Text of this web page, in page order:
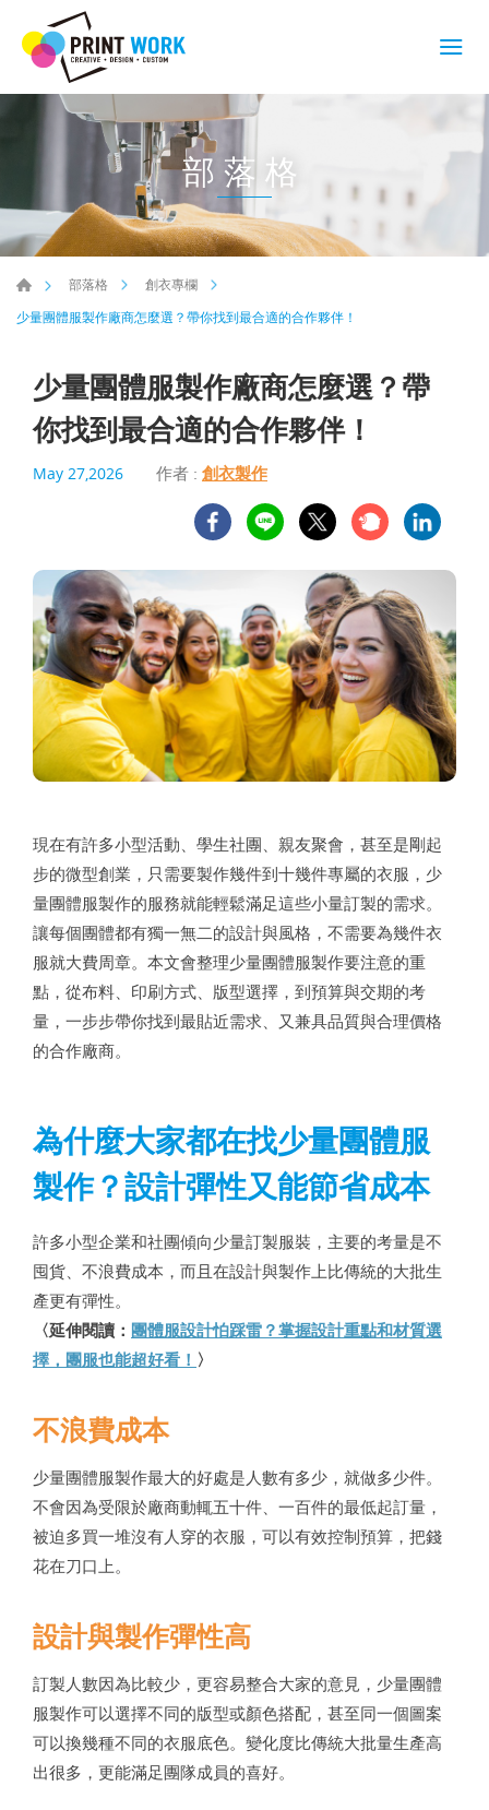
部落格
部落格
創衣專欄
少量團體服製作廠商怎麼選？帶你找到最合適的合作夥伴！
少量團體服製作廠商怎麼選？帶
你找到最合適的合作夥伴！
May 27,2026 作者 : 創衣製作
現在有許多小型活動、學生社團、親友聚會，甚至是剛起
步的微型創業，只需要製作幾件到十幾件專屬的衣服，少
量團體服製作的服務就能輕鬆滿足這些小量訂製的需求。
讓每個團體都有獨一無二的設計與風格，不需要為幾件衣
服就大費周章。本文會整理少量團體服製作要注意的重
點，從布料、印刷方式、版型選擇，到預算與交期的考
量，一步步帶你找到最貼近需求、又兼具品質與合理價格
的合作廠商。
為什麼大家都在找少量團體服
製作？設計彈性又能節省成本
許多小型企業和社團傾向少量訂製服裝，主要的考量是不
囤貨、不浪費成本，而且在設計與製作上比傳統的大批生
產更有彈性。
〈延伸閱讀： 團體服設計怕踩雷？掌握設計重點和材質選
擇，團服也能超好看！ 〉
不浪費成本
少量團體服製作最大的好處是人數有多少，就做多少件。
不會因為受限於廠商動輒五十件、一百件的最低起訂量，
被迫多買一堆沒有人穿的衣服，可以有效控制預算，把錢
花在刀口上。
設計與製作彈性高
訂製人數因為比較少，更容易整合大家的意見，少量團體
服製作可以選擇不同的版型或顏色搭配，甚至同一個圖案
可以換幾種不同的衣服底色。變化度比傳統大批量生產高
出很多，更能滿足團隊成員的喜好。